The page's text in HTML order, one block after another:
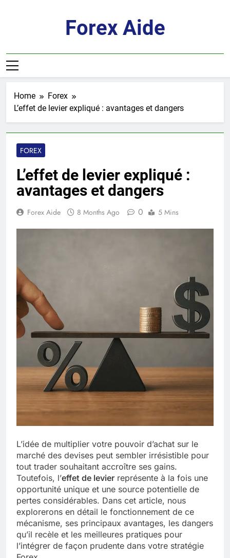
Forex Aide
Home
Forex
L’effet de levier expliqué : avantages et dangers
FOREX
L’effet de levier expliqué :
avantages et dangers
Forex Aide 8 Months Ago 0 5 Mins
L’idée de multiplier votre pouvoir d’achat sur le
marché des devises peut sembler irrésistible pour
tout trader souhaitant accroître ses gains.
Toutefois, l’effet de levier représente à la fois une
opportunité unique et une source potentielle de
pertes considérables. Dans cet article, nous
explorerons en détail le fonctionnement de ce
mécanisme, ses principaux avantages, les dangers
qu’il recèle et les meilleures pratiques pour
l’intégrer de façon prudente dans votre stratégie